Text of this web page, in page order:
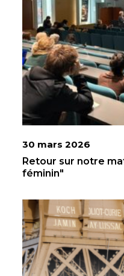
30 mars 2026
Retour sur notre
féminin"